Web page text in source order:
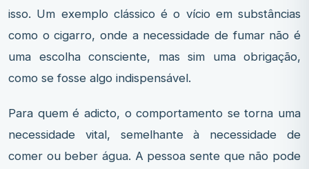
isso. Um exemplo clássico é o vício em substâncias
como o cigarro, onde a necessidade de fumar não é
uma escolha consciente, mas sim uma obrigação,
como se fosse algo indispensável.
Para quem é adicto, o comportamento se torna uma
necessidade vital, semelhante à necessidade de
comer ou beber água. A pessoa sente que não pode